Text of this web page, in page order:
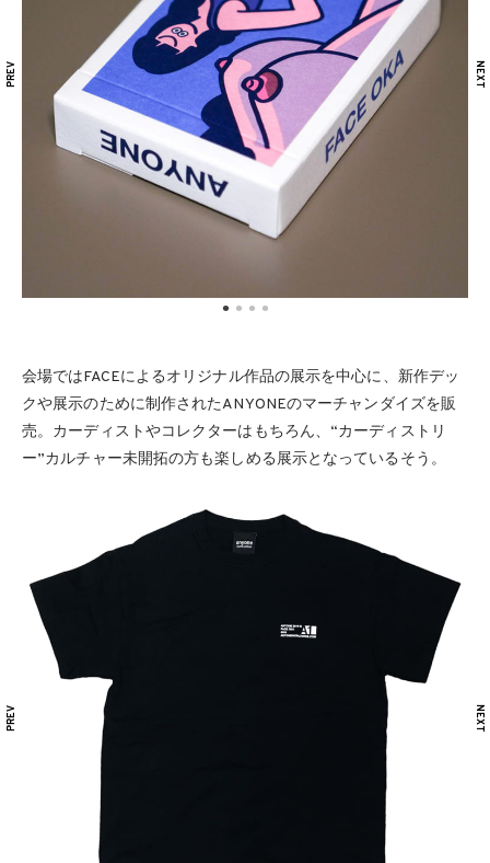
会場ではFACEによるオリジナル作品の展示を中心に、新作デッ
クや展示のために制作されたANYONEのマーチャンダイズを販
売。カーディストやコレクターはもちろん、“カーディストリ
ー”カルチャー未開拓の方も楽しめる展示となっているそう。